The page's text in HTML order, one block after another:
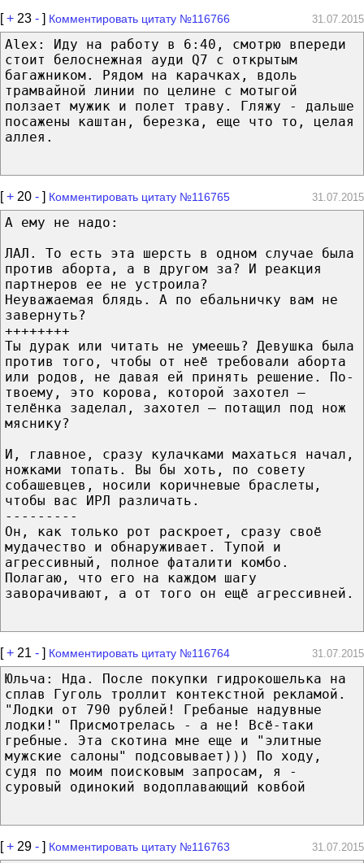
[+ 23 - ] Комментировать цитату №116766 31.07.2015
Alex: Иду на работу в 6:40, смотрю впереди
стоит белоснежная ауди Q7 с открытым
багажником. Рядом на карачках, вдоль
трамвайной линии по целине с мотыгой
ползает мужик и полет траву. Гляжу - дальше
посажены каштан, березка, еще что то, целая
аллея.
[+ 20 - ] Комментировать цитату №116765 31.07.2015
А ему не надо:
ЛАЛ. То есть эта шерсть в одном случае была
против аборта, а в другом за? И реакция
партнеров ее не устроила?
Неуважаемая блядь. А по ебальничку вам не
завернуть?
++++++++
Ты дурак или читать не умеешь? Девушка была
против того, чтобы от неё требовали аборта
или родов, не давая ей принять решение. По-
твоему, это корова, которой захотел —
телёнка заделал, захотел — потащил под нож
мяснику?
И, главное, сразу кулачками махаться начал,
ножками топать. Вы бы хоть, по совету
собашевцев, носили коричневые браслеты,
чтобы вас ИРЛ различать.
---------
Он, как только рот раскроет, сразу своё
мудачество и обнаруживает. Тупой и
агрессивный, полное фаталити комбо.
Полагаю, что его на каждом шагу
заворачивают, а от того он ещё агрессивней.
[+ 21 - ] Комментировать цитату №116764 31.07.2015
Юльча: Нда. После покупки гидрокошелька на
сплав Гуголь троллит контекстной рекламой.
"Лодки от 790 рублей! Гребаные надувные
лодки!" Присмотрелась - а не! Всё-таки
гребные. Эта скотина мне еще и "элитные
мужские салоны" подсовывает))) По ходу,
судя по моим поисковым запросам, я -
суровый одинокий водоплавающий ковбой
[+ 29 - ] Комментировать цитату №116763 31.07.2015